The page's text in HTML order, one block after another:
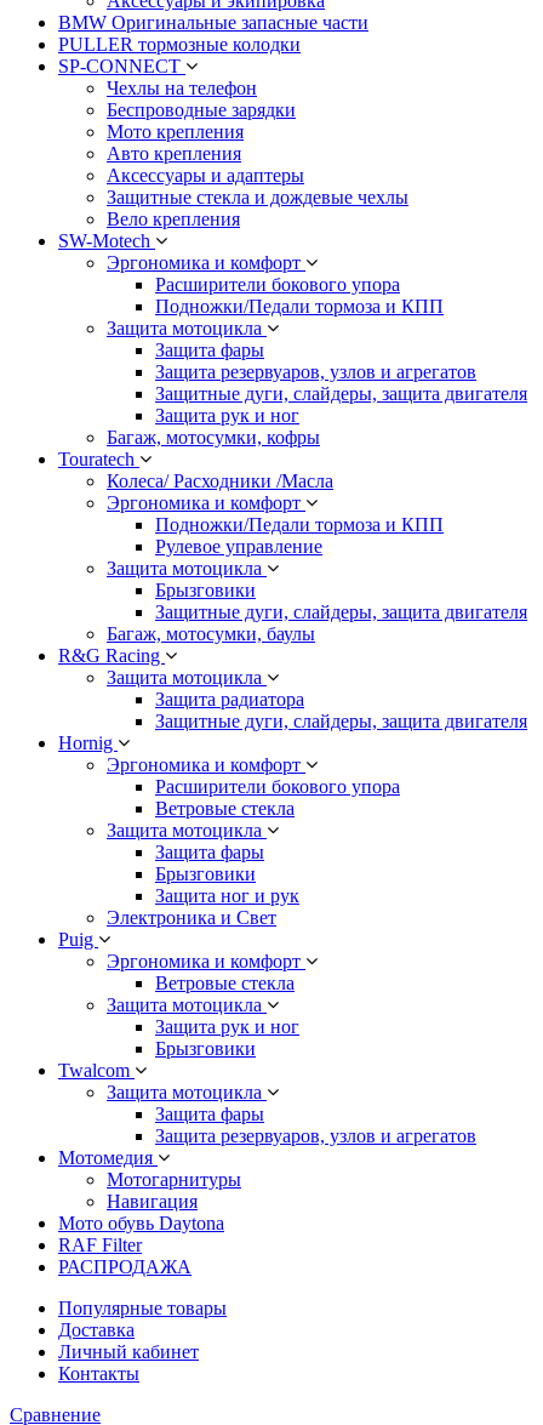
BMW Оригинальные запасные части
PULLER тормозные колодки
SP-CONNECT
Чехлы на телефон
Беспроводные зарядки
Мото крепления
Авто крепления
Аксессуары и адаптеры
Защитные стекла и дождевые чехлы
Вело крепления
SW-Motech
Эргономика и комфорт
Расширители бокового упора
Подножки/Педали тормоза и КПП
Защита мотоцикла
Защита фары
Защита резервуаров, узлов и агрегатов
Защитные дуги, слайдеры, защита двигателя
Защита рук и ног
Багаж, мотосумки, кофры
Touratech
Колеса/ Расходники /Масла
Эргономика и комфорт
Подножки/Педали тормоза и КПП
Рулевое управление
Защита мотоцикла
Брызговики
Защитные дуги, слайдеры, защита двигателя
Багаж, мотосумки, баулы
R&G Racing
Защита мотоцикла
Защита радиатора
Защитные дуги, слайдеры, защита двигателя
Hornig
Эргономика и комфорт
Расширители бокового упора
Ветровые стекла
Защита мотоцикла
Защита фары
Брызговики
Защита ног и рук
Электроника и Свет
Puig
Эргономика и комфорт
Ветровые стекла
Защита мотоцикла
Защита рук и ног
Брызговики
Twalcom
Защита мотоцикла
Защита фары
Защита резервуаров, узлов и агрегатов
Мотомедия
Мотогарнитуры
Навигация
Мото обувь Daytona
RAF Filter
РАСПРОДАЖА
Популярные товары
Доставка
Личный кабинет
Контакты
Сравнение